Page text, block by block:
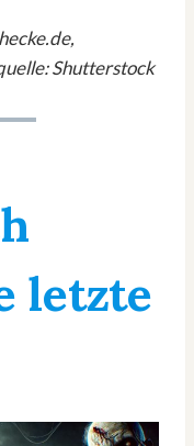
Shutterstock
letzte